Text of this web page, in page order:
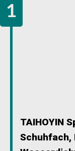
TAIHOYIN